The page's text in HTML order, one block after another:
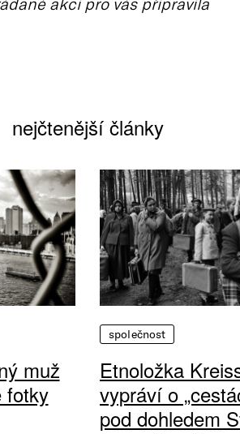
nejčtenější články
muž
fotky
společnost
Etnoložka
vypráví o
pod dohledem